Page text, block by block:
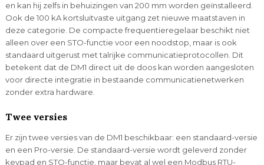
en kan hij zelfs in behuizingen van 200 mm worden geïnstalleerd.
Ook de 100 kA kortsluitvaste uitgang zet nieuwe maatstaven in
deze categorie. De compacte frequentieregelaar beschikt niet
alleen over een STO-functie voor een noodstop, maar is ook
standaard uitgerust met talrijke communicatieprotocollen. Dit
betekent dat de DM1 direct uit de doos kan worden aangesloten
voor directe integratie in bestaande communicatienetwerken
zonder extra hardware.
Twee versies
Er zijn twee versies van de DM1 beschikbaar: een standaard-versie
en een Pro-versie. De standaard-versie wordt geleverd zonder
keypad en STO-functie, maar bevat al wel een Modbus RTU-